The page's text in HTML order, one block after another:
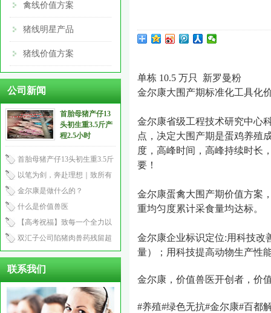
单栋 10.5 万只
新罗曼粉
金尔康大围产期标准化工具化
金尔康省级工程技术研究中心
点，决定大围产期是蛋鸡养殖
度，高峰时间，高峰持续时长
要！
金尔康蛋禽大围产期价值方案
重均匀度累计采食量均达标。
金尔康企业标识定位:用科技改
量）；用科技提高动物生产性
金尔康，价值兽医开创者，价
#养殖#绿色无抗#金尔康#百都
禽线价值方案
猪线明星产品
猪线价值方案
公司新闻
首胎母猪产仔13
头初生重3.5斤产
程2.5小时
首胎母猪产仔13头初生重3.5斤
产程2.5小时
以笔为剑，奔赴理想｜致所有
中考少年
金尔康是做什么的？
什么是价值兽医
【高考祝福】致每一个全力以
赴的你：笔锋所至，心之所向
双汇子公司陷猪肉兽药残留超
标风波！
联系我们